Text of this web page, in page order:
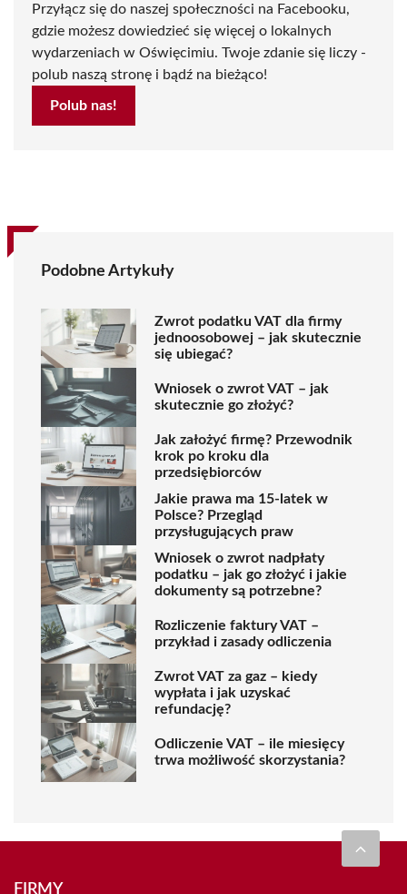
Przyłącz się do naszej społeczności na Facebooku,
gdzie możesz dowiedzieć się więcej o lokalnych
wydarzeniach w Oświęcimiu. Twoje zdanie się liczy -
polub naszą stronę i bądź na bieżąco!
Polub nas!
Podobne Artykuły
Zwrot podatku VAT dla firmy
jednoosobowej – jak skutecznie
się ubiegać?
Wniosek o zwrot VAT – jak
skutecznie go złożyć?
Jak założyć firmę? Przewodnik
krok po kroku dla
przedsiębiorców
Jakie prawa ma 15-latek w
Polsce? Przegląd
przysługujących praw
Wniosek o zwrot nadpłaty
podatku – jak go złożyć i jakie
dokumenty są potrzebne?
Rozliczenie faktury VAT –
przykład i zasady odliczenia
Zwrot VAT za gaz – kiedy
wypłata i jak uzyskać
refundację?
Odliczenie VAT – ile miesięcy
trwa możliwość skorzystania?
FIRMY